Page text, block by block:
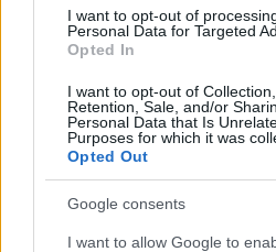
I want to opt-out of
Personal Data for Targeted
Opted In
I want to opt-out of Collection,
Retention, Sale, and/or
Personal Data that Is
Purposes for which it was
Opted Out
Google consents
I want to allow Google to
Az impozáns megjelenésű
tartós fájával és sűrű
kertnek. Ültetésével
hozhatunk létre, amivel
területet a szél és a
Tövisei miatt ritkán